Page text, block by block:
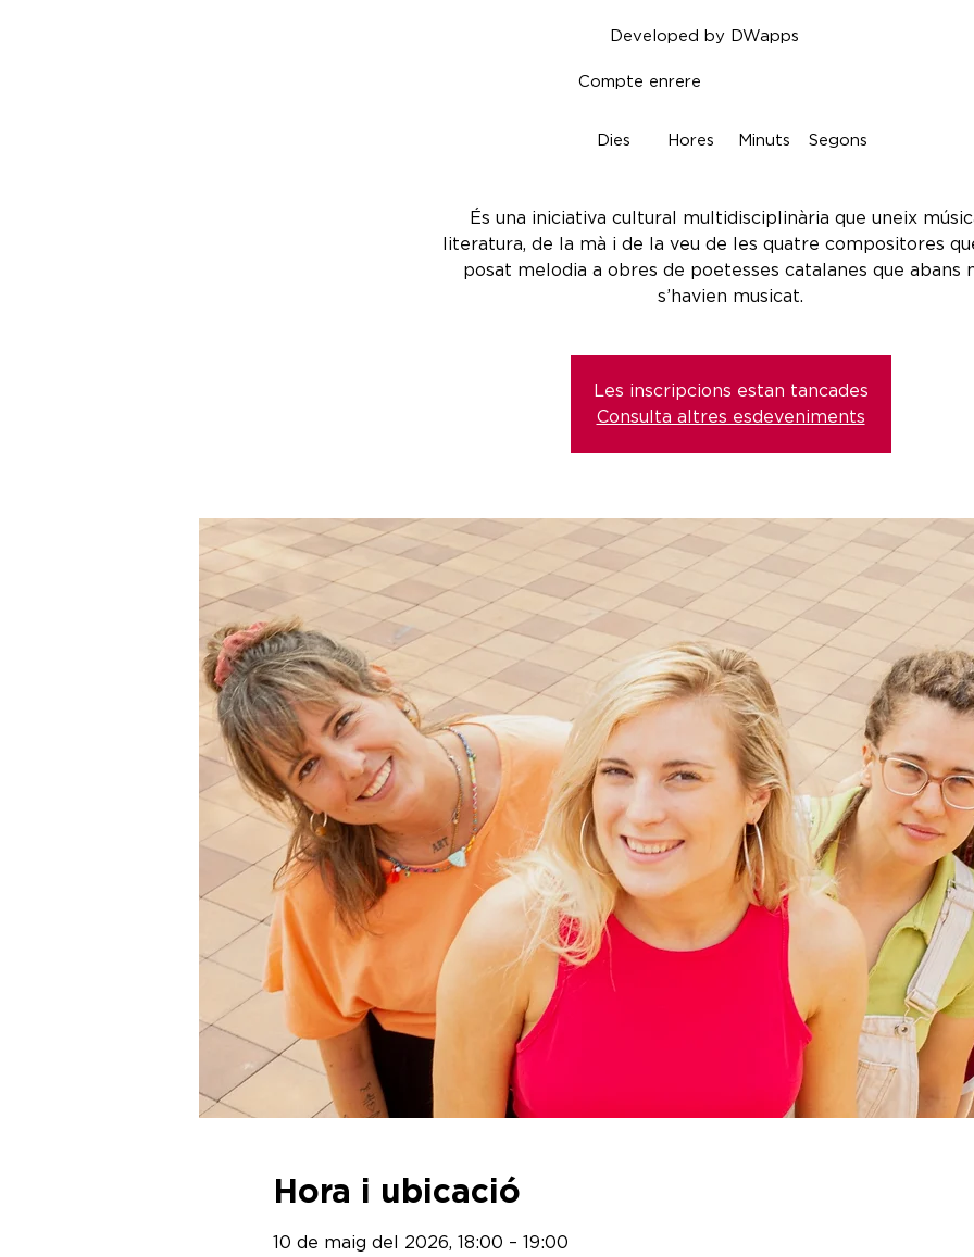
Segons
Minuts
Hores
Dies
Compte enrere
Developed by DWapps
És una iniciativa cultural multidisciplinària que uneix
literatura, de la mà i de la veu de les quatre compositores
posat melodia a obres de poetesses catalanes que abans
s’havien musicat.
Les inscripcions estan tancades
Consulta altres esdeveniments
Hora i ubicació
10 de maig del 2026, 18:00 – 19:00